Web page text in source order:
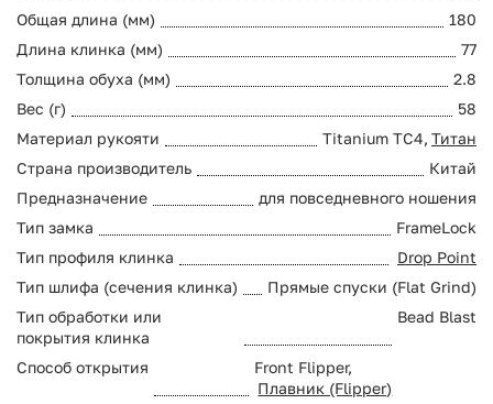
Общая длина (мм)
180
Длина клинка (мм)
77
Толщина обуха (мм)
2.8
Вес (г)
58
Материал рукояти
Titanium TC4, Титан
Страна производитель
Китай
Предназначение
для повседневного ношения
Тип замка
FrameLock
Тип профиля клинка
Drop Point
Тип шлифа (сечения клинка)
Прямые спуски (Flat Grind)
Тип обработки или
покрытия клинка
Bead Blast
Способ открытия
Front Flipper,
Плавник (Flipper)